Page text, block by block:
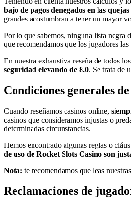
bajo de pagos denegados en las
grandes acostumbran a tener un mayor
Por lo que sabemos, ninguna lista negra
que recomendamos que los jugadores
En nuestra exhaustiva reseña de todos
seguridad elevando de 8.0. Se trata de
Condiciones generales
Cuando reseñamos casinos online,
casinos que consideramos injustas o
determinadas circunstancias.
Hemos encontrado algunas reglas o
de uso de Rocket Slots Casino son
Nota: te recomendamos que leas
Reclamaciones de